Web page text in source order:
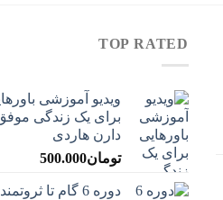
TOP RATED
ویدیو آموزشی
برای یک زندگی
دارن هاردی
تومان500.000
دوره 6 گام تا ثروتمند